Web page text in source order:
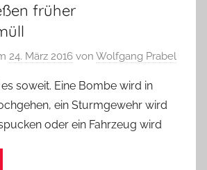
früher
24. März 2016 von Wolfgang Prabel
soweit. Eine Bombe wird in
ein Sturmgewehr wird
oder ein Fahrzeug wird